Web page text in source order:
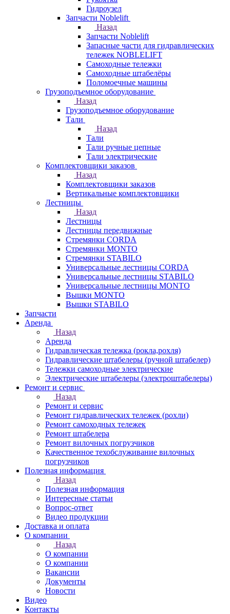
Гидроузел
Запчасти Noblelift
Назад
Запчасти Noblelift
Запасные части для гидравлических
тележек NOBLELIFT
Самоходные тележки
Самоходные штабелёры
Поломоечные машины
Грузоподъемное оборудование
Назад
Грузоподъемное оборудование
Тали
Назад
Тали
Тали ручные цепные
Тали электрические
Комплектовщики заказов
Назад
Комплектовщики заказов
Вертикальные комплектовщики
Лестницы
Назад
Лестницы
Лестницы передвижные
Стремянки CORDA
Стремянки MONTO
Стремянки STABILO
Универсальные лестницы CORDA
Универсальные лестницы STABILO
Универсальные лестницы MONTO
Вышки MONTO
Вышки STABILO
Запчасти
Аренда
Назад
Аренда
Гидравлическая тележка (рокла,рохля)
Гидравлические штабелеры (ручной штабелер)
Тележки самоходные электрические
Электрические штабелеры (электроштабелеры)
Ремонт и сервис
Назад
Ремонт и сервис
Ремонт гидравлических тележек (рохли)
Ремонт самоходных тележек
Ремонт штабелера
Ремонт вилочных погрузчиков
Качественное техобслуживание вилочных
погрузчиков
Полезная информация
Назад
Полезная информация
Интересные статьи
Вопрос-ответ
Видео продукции
Доставка и оплата
О компании
Назад
О компании
О компании
Вакансии
Документы
Новости
Видео
Контакты